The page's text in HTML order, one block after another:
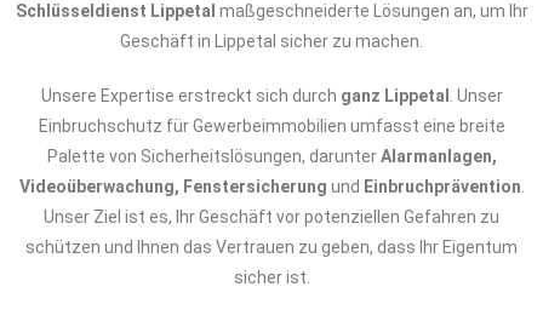
Schlüsseldienst Lippetal maßgeschneiderte Lösungen an, um Ihr
Geschäft in Lippetal sicher zu machen.
Unsere Expertise erstreckt sich durch ganz Lippetal
. Unser
Einbruchschutz für Gewerbeimmobilien umfasst eine breite
Palette von Sicherheitslösungen, darunterAlarmanlagen,
Videoüberwachung, Fenstersicherung und Einbruchprävention
Unser Ziel ist es, Ihr Geschäft vor potenziellen Gefahren zu
schützen und Ihnen das Vertrauen zu geben, dass Ihr Eigentum
sicher ist.